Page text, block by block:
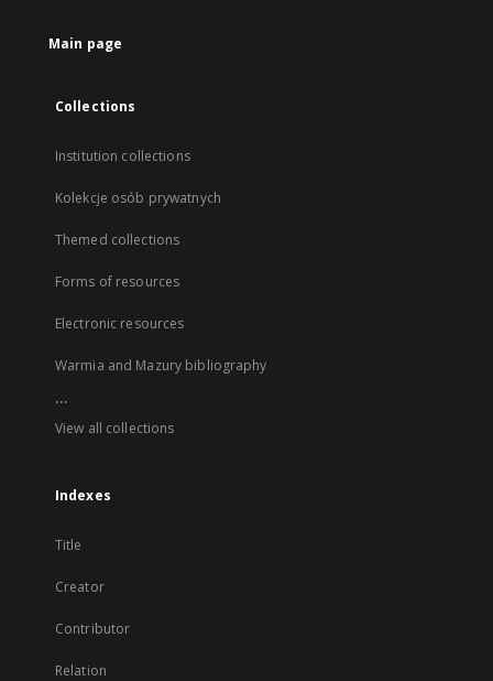
Main page
Collections
Institution collections
Kolekcje osób prywatnych
Themed collections
Forms of resources
Electronic resources
Warmia and Mazury bibliography
...
View all collections
Indexes
Title
Creator
Contributor
Relation